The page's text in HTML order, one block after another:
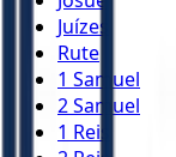
Juízes
Rute
1 Samuel
2 Samuel
1 Reis